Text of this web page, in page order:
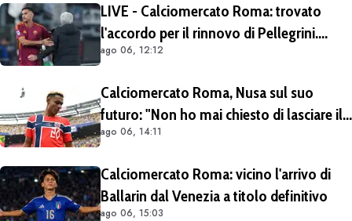
LIVE - Calciomercato Roma: trovato
l'accordo per il rinnovo di Pellegrini.
Prolungamento di un solo anno
ago 06, 12:12
Calciomercato Roma, Nusa sul suo
futuro: "Non ho mai chiesto di lasciare il
Lipsia". Giallorossi ancora al lavoro
ago 06, 14:11
Calciomercato Roma: vicino l'arrivo di
Ballarin dal Venezia a titolo definitivo
ago 06, 15:03